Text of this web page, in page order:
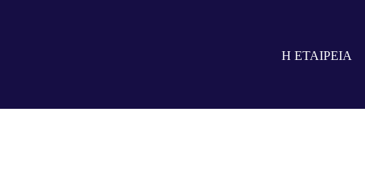
Η ΕΤΑΙΡΕΙΑ